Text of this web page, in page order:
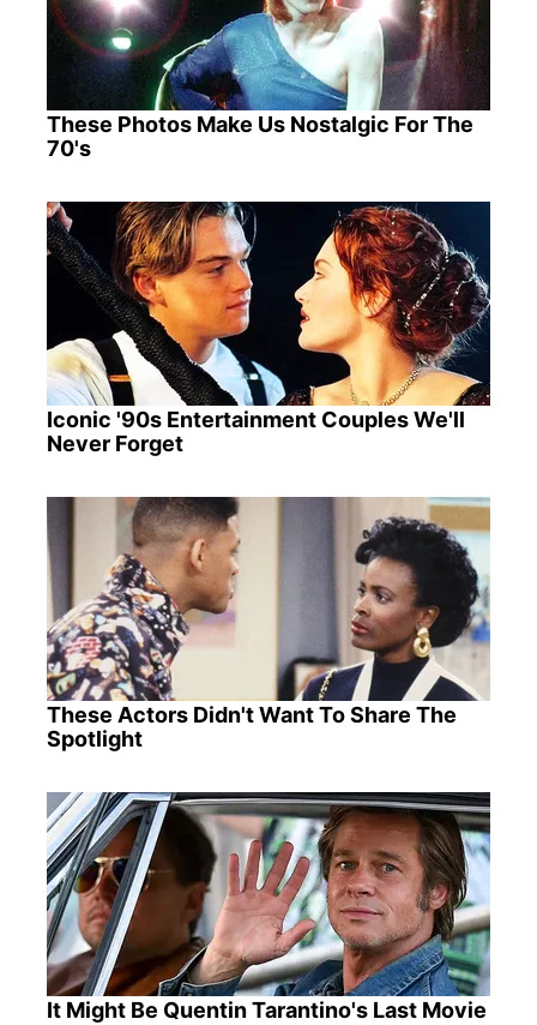
These Photos Make Us Nostalgic For The
70's
Iconic '90s Entertainment Couples We'll
Never Forget
These Actors Didn't Want To Share The
Spotlight
It Might Be Quentin Tarantino's Last Movie